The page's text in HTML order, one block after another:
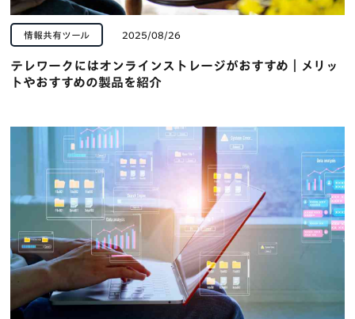
情報共有ツール 2025/08/26
テレワークにはオンラインストレージがおすすめ｜メリッ
トやおすすめの製品を紹介